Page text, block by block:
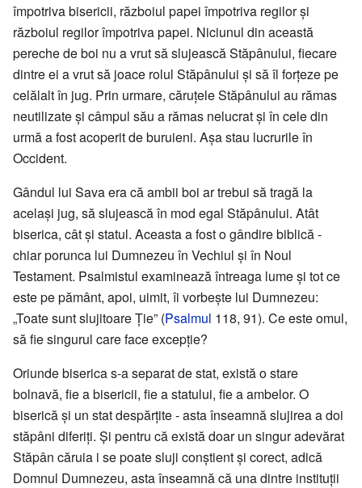
împotriva bisericii, războiul papei împotriva regilor și
războiul regilor împotriva papei. Niciunul din această
pereche de boi nu a vrut să slujească Stăpânului, fiecare
dintre ei a vrut să joace rolul Stăpânului și să îl forțeze pe
celălalt în jug. Prin urmare, căruțele Stăpânului au rămas
neutilizate și câmpul său a rămas nelucrat și în cele din
urmă a fost acoperit de buruieni. Așa stau lucrurile în
Occident.
Gândul lui Sava era că ambii boi ar trebui să tragă la
același jug, să slujească în mod egal Stăpânului. Atât
biserica, cât și statul. Aceasta a fost o gândire biblică -
chiar porunca lui Dumnezeu în Vechiul și în Noul
Testament. Psalmistul examinează întreaga lume și tot ce
este pe pământ, apoi, uimit, îi vorbește lui Dumnezeu:
„Toate sunt slujitoare Ție” (Psalmul 118, 91). Ce este omul,
să fie singurul care face excepție?
Oriunde biserica s-a separat de stat, există o stare
bolnavă, fie a bisericii, fie a statului, fie a ambelor. O
biserică și un stat despărțite - asta înseamnă slujirea a doi
stăpâni diferiți. Și pentru că există doar un singur adevărat
Stăpân căruia i se poate sluji conștient și corect, adică
Domnul Dumnezeu, asta înseamnă că una dintre instituții